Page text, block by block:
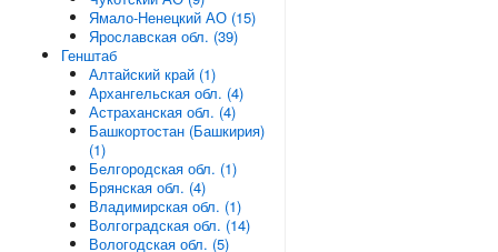
Ямало-Ненецкий АО (15)
Ярославская обл. (39)
Генштаб
Алтайский край (1)
Архангельская обл. (4)
Астраханская обл. (4)
Башкортостан (Башкирия)
(1)
Белгородская обл. (1)
Брянская обл. (4)
Владимирская обл. (1)
Волгоградская обл. (14)
Вологодская обл. (5)